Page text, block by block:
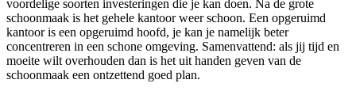
voordelige soorten investeringen die je kan doen. Na de grote
schoonmaak is het gehele kantoor weer schoon. Een opgeruimd
kantoor is een opgeruimd hoofd, je kan je namelijk beter
concentreren in een schone omgeving. Samenvattend: als jij tijd en
moeite wilt overhouden dan is het uit handen geven van de
schoonmaak een ontzettend goed plan.